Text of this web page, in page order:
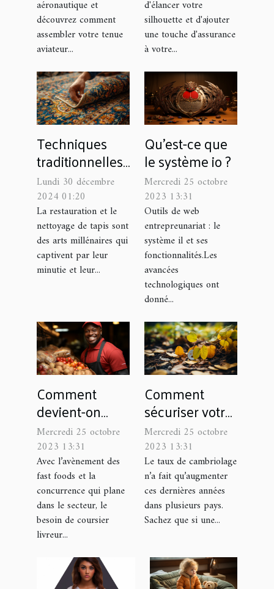
aéronautique et
découvrez comment
assembler votre tenue
aviateur...
confiance
d'élancer votre
silhouette et d'ajouter
une touche d'assurance
à votre...
Techniques
traditionnelles
pour la
restauration et
le nettoyage de
tapis
Lundi 30 décembre
2024 01:20
La restauration et le
nettoyage de tapis sont
des arts millénaires qui
captivent par leur
minutie et leur...
Qu'est-ce que
le système io ?
Mercredi 25 octobre
2023 13:31
Outils de web
entrepreunariat : le
système il et ses
fonctionnalités.Les
avancées
technologiques ont
donné...
Comment
devient-on
coursier livreur
de repas ?
Mercredi 25 octobre
2023 13:31
Avec l’avènement des
fast foods et la
concurrence qui plane
dans le secteur, le
besoin de coursier
livreur...
Comment
sécuriser votre
maison ?
Mercredi 25 octobre
2023 13:31
Le taux de cambriolage
n’a fait qu’augmenter
ces dernières années
dans plusieurs pays.
Sachez que si une...